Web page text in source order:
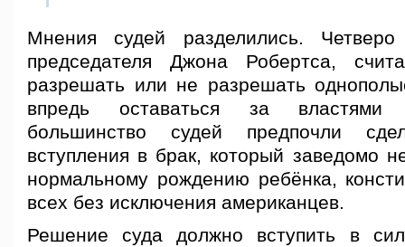
Мнения судей разделились.
председателя Джона Робертса,
разрешать или не разрешать
впредь оставаться за
большинство судей предпочли
вступления в брак, который заведомо
нормальному рождению ребёнка,
всех без исключения американцев.
Решение суда должно вступить в